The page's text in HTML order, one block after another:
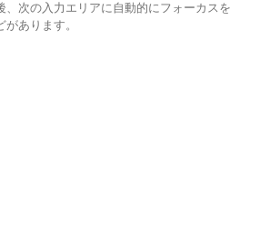
、次の入力エリアに自動的にフォーカスを
あります。